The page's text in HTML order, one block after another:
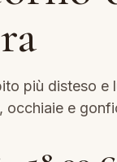
più disteso e
occhiaie e